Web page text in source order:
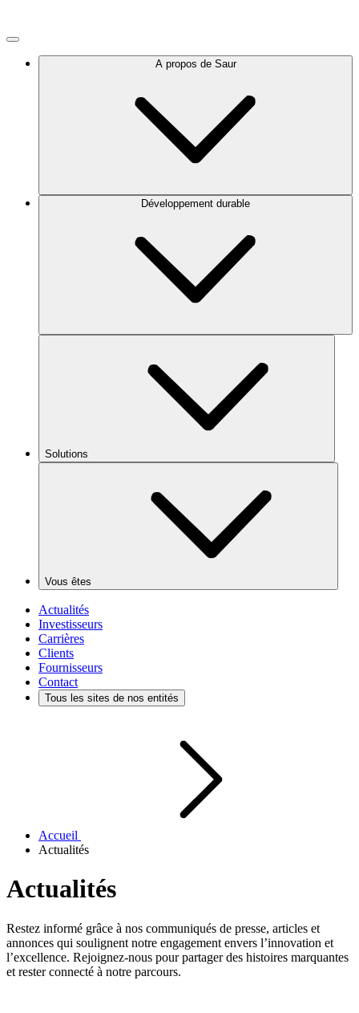
A propos de Saur
Développement durable
Solutions
Vous êtes
Actualités
Investisseurs
Carrières
Clients
Fournisseurs
Contact
Tous les sites de nos entités
Accueil
Actualités
Actualités
Restez informé grâce à nos communiqués de presse, articles et
annonces qui soulignent notre engagement envers l’innovation et
l’excellence. Rejoignez-nous pour partager des histoires marquantes
et rester connecté à notre parcours.